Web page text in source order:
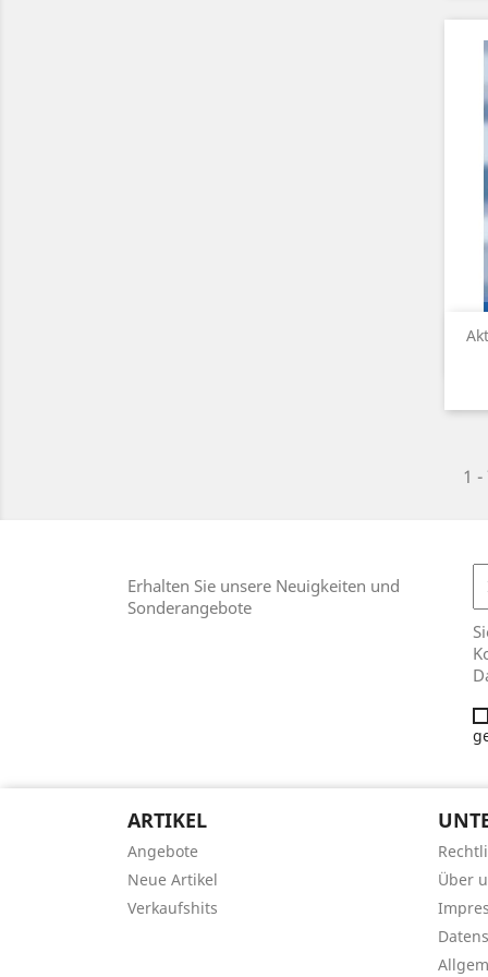
1
Erhalten Sie unsere Neuigkeiten und
Sonderangebote
ARTIKEL
Angebote
Neue Artikel
Verkaufshits
Über